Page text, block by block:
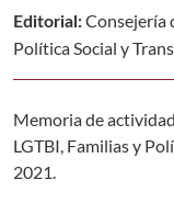
Editorial:Consejería
Política Social y
Memoria de
LGTBI, Familias y
2021.